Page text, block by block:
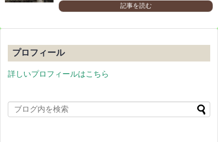
記事を読む
プロフィール
詳しいプロフィールはこちら